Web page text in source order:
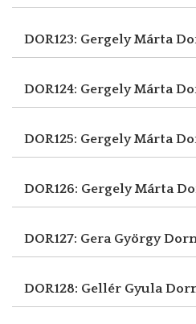
DOR123: Gergely Márta
DOR124: Gergely Márta
DOR125: Gergely Márta
DOR126: Gergely Márta
DOR127: Gera György
DOR128: Gellér Gyula